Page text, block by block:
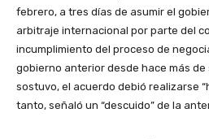
febrero, a tres días de asumir el
arbitraje internacional por parte del
incumplimiento del proceso de
gobierno anterior desde hace más de
sostuvo, el acuerdo debió realizarse
tanto, señaló un “descuido” de la